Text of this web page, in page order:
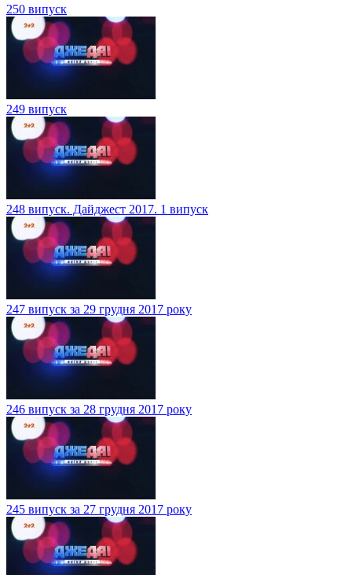
250 випуск
249 випуск
248 випуск. Дайджест 2017. 1 випуск
247 випуск за 29 грудня 2017 року
246 випуск за 28 грудня 2017 року
245 випуск за 27 грудня 2017 року